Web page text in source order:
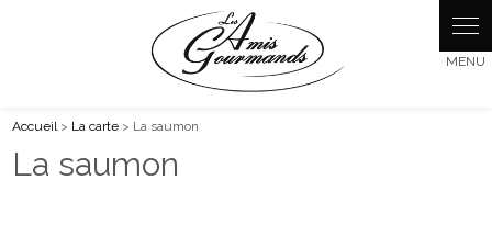
Accueil> La carte > La saumon
La saumon
Panneau de gestion des cookies